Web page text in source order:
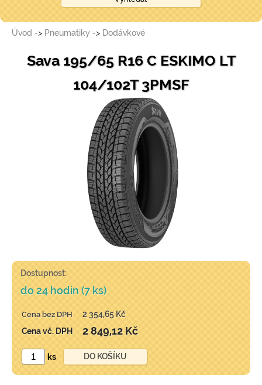
Úvod -> Pneumatiky -> Dodávkové
Sava 195/65 R16 C ESKIMO LT
104/102T 3PMSF
Dostupnost:
do 24 hodin (7 ks)
Cena bez DPH
2 354,65 Kč
Cena vč. DPH
2 849,12 Kč
ks